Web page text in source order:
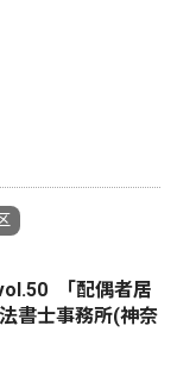
｢配偶者居
書士事務所(神奈